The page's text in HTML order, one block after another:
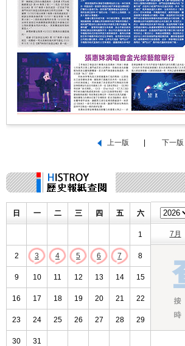
日 一 二 三 四 五 六
1
2 3 4 5 6 7 8
9 10 11 12 13 14 15
16 17 18 19 20 21 22
23 24 25 26 27 28 29
30 31
7月